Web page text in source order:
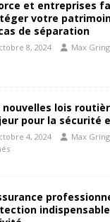
et entreprises
votre
de séparation
8, 2024 Max
nouvelles lois
pour la sécurité
4, 2024 Max